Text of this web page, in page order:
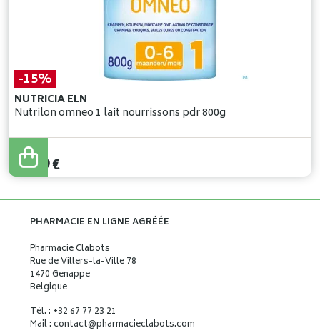
-15%
NUTRICIA ELN
Nutrilon omneo 1 lait nourrissons pdr 800g
27,99
23,79€
PHARMACIE EN LIGNE AGRÉÉE
Pharmacie Clabots
Rue de Villers-la-Ville 78
1470 Genappe
Belgique
Tél. : +32 67 77 23 21
Mail : contact@pharmacieclabots.com